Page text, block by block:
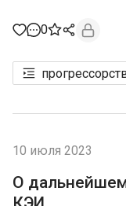
0
10 июля 2023
О